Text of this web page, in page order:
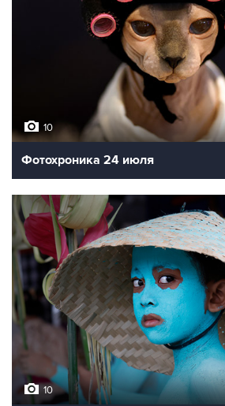
10
Фотохроника 24 июля
10